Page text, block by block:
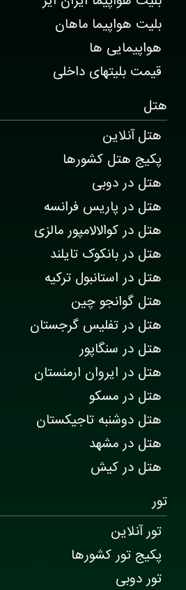
بلیت هواپیما ماهان
هواپیمایی ها
قیمت بلیتهای داخلی
هتل
هتل آنلاین
پکیج هتل کشورها
هتل در دوبی
هتل در پاریس فرانسه
هتل در کوالالامپور مالزی
هتل در بانکوک تایلند
هتل در استانبول ترکیه
هتل گوانجو چین
هتل در تفلیس گرجستان
هتل در سنگاپور
هتل در ایروان ارمنستان
هتل در مسکو
هتل دوشنبه تاجیکستان
هتل در مشهد
هتل در کیش
تور
تور آنلاین
پکیج تور کشورها
تور دوبی